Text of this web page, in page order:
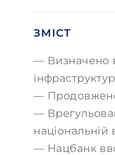
ЗМІСТ
Визначено
національній
Нацбанк